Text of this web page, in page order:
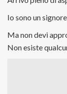
Io sono un
Ma non devi
Non esiste